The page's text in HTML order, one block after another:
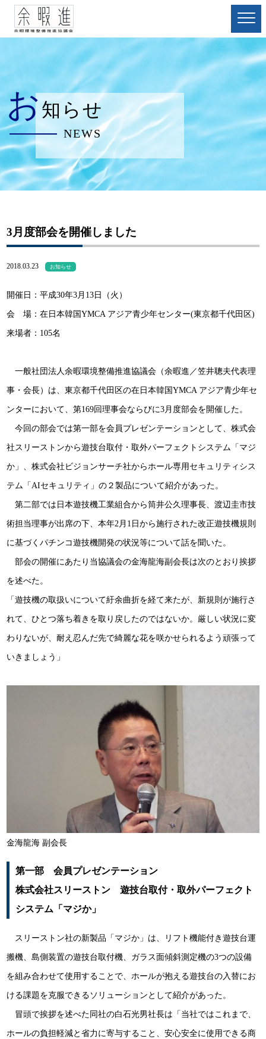
お知らせ
NEWS
3月度部会を開催しました
2018.03.23 お知らせ
開催日：平成30年3月13日（火）
会 場：在日本韓国YMCA アジア青少年センター(東京都千代田区)
来場者：105名
一般社団法人余暇環境整備推進協議会（余暇進／笠井聰夫代表理
事・会長）は、東京都千代田区の在日本韓国YMCA アジア青少年セ
ンターにおいて、第169回理事会ならびに3月度部会を開催した。
今回の部会では第一部を会員プレゼンテーションとして、株式会
社スリーストンから遊技台取付・取外パーフェクトシステム「マジ
か」、株式会社ビジョンサーチ社からホール専用セキュリティシス
テム「AIセキュリティ」の２製品について紹介があった。
第二部では日本遊技機工業組合から筒井公久理事長、渡辺圭市技
術担当理事が出席の下、本年2月1日から施行された改正遊技機規則
に基づくパチンコ遊技機開発の状況等について話を聞いた。
部会の開催にあたり当協議会の金海龍海副会長は次のとおり挨拶
を述べた。
「遊技機の取扱いについて紆余曲折を経て来たが、新規則が施行さ
れて、ひとつ落ち着きを取り戻したのではないか。厳しい状況に変
わりないが、耐え忍んだ先で綺麗な花を咲かせられるよう頑張って
いきましょう」
金海龍海 副会長
第一部 会員プレゼンテーション
株式会社スリーストン 遊技台取付・取外パーフェクト
システム「マジか」
スリーストン社の新製品「マジか」は、リフト機能付き遊技台運
搬機、島側装置の遊技台取付機、ガラス面傾斜測定機の3つの設備
を組み合わせて使用することで、ホールが抱える遊技台の入替にお
ける課題を克服できるソリューションとして紹介があった。
冒頭で挨拶を述べた同社の白石光男社長は「当社ではこれまで、
ホールの負担軽減と省力に寄与すること、安心安全に使用できる商